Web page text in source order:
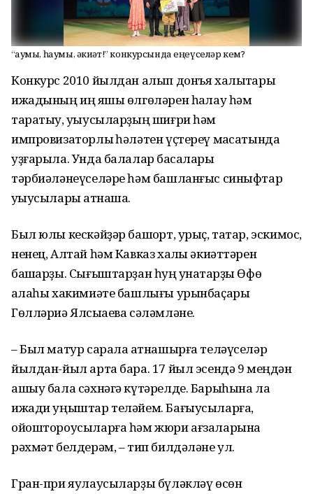
“Һаумы, һаумы, әкиәт!” конкурсында еңеүселәр кем?
Конкурс 2010 йылдан алып донъя халыҡтары
ижадының иң яҡшы өлгөләрен һаҡлау һәм
таратыу, уҡыусыларҙың шиғри һәм
импровизаторлыҡ һәләтен үҫтереү маҡсатында
уҙғарыла. Унда балалар баҡсалары
тәрбиәләнеүселәре һәм башланғыс синыфтар
уҡыусылары ҡатнаша.
Был юлы кескәйҙәр башҡорт, урыҫ, татар, эскимос,
ненец, Алтай һәм Кавказ халҡы әкиәттәрен
башҡарҙы. Сығыштарҙан һуң ҡунаҡтарҙы Өфө
ҡалаһы хакимиәте башлығы урынбаҫары
Гөлләриә Ялсыҡаева сәләмләне.
– Был матур сарала ҡатнашырға теләүселәр
йылдан-йыл арта бара. 17 йыл эсендә 9 меңдән
ашыу бала сәхнәгә күтәрелде. Барыһына ла
ижади уңыштар теләйем. Бағыусыларға,
ойоштороусыларға һәм жюри ағзаларына
рәхмәт белдерәм, – тип билдәләне ул.
Гран-при яулаусыларҙы бүләкләү өсөн